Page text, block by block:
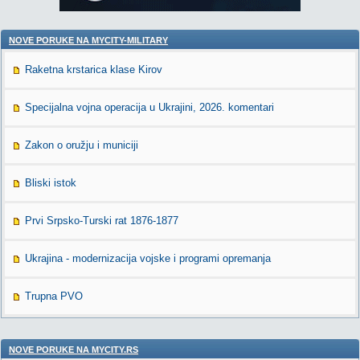
NOVE PORUKE NA MYCITY-MILITARY
Raketna krstarica klase Kirov
Specijalna vojna operacija u Ukrajini, 2026. komentari
Zakon o oružju i municiji
Bliski istok
Prvi Srpsko-Turski rat 1876-1877
Ukrajina - modernizacija vojske i programi opremanja
Trupna PVO
NOVE PORUKE NA MYCITY.RS